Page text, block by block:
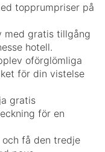
topprumpriser på
med gratis tillgång
hotell.
oförglömliga
för din vistelse
gratis
för en
få den tredje